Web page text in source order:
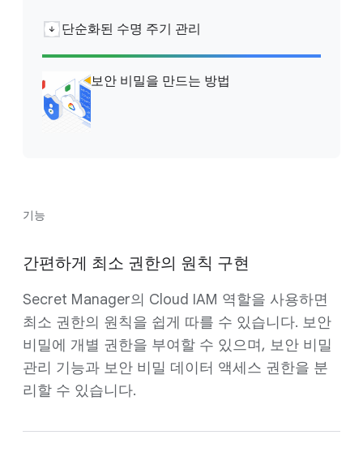
단순화된 수명 주기 관리
보안 비밀을 만드는 방법
기능
간편하게 최소 권한의 원칙 구현
Secret Manager의 Cloud IAM 역할을 사용하면
최소 권한의 원칙을 쉽게 따를 수 있습니다. 보안
비밀에 개별 권한을 부여할 수 있으며, 보안 비밀
관리 기능과 보안 비밀 데이터 액세스 권한을 분
리할 수 있습니다.